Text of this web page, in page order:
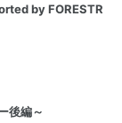
by FORESTR
後編～